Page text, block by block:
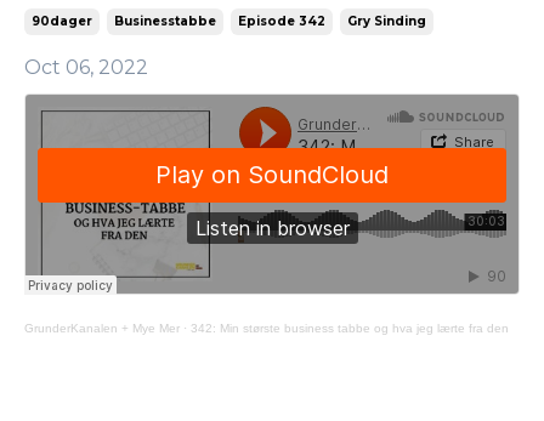
90dager Businesstabbe Episode 342 Gry Sinding
Oct 06, 2022
GrunderKanalen + Mye Mer · 342: Min største business tabbe og hva jeg lærte fra den